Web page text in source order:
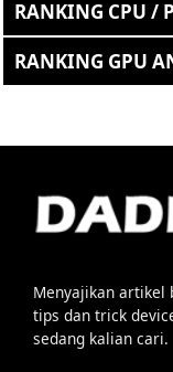
RANKING CPU /
RANKING GPU
Menyajikan
tips dan trick
sedang kalian cari.